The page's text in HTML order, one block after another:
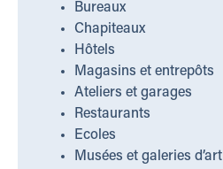
Bureaux
Chapiteaux
Hôtels
Magasins et entrepôts
Ateliers et garages
Restaurants
Ecoles
Musées et galeries d’art